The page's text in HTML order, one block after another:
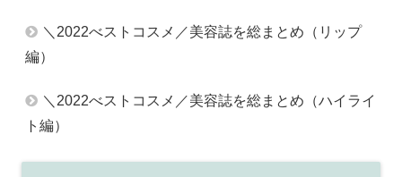
＼2022べストコスメ／美容誌を総まとめ（リップ
編）
＼2022べストコスメ／美容誌を総まとめ（ハイライ
ト編）